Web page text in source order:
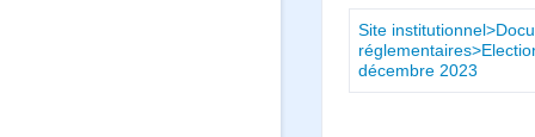
Site
décembre 2023